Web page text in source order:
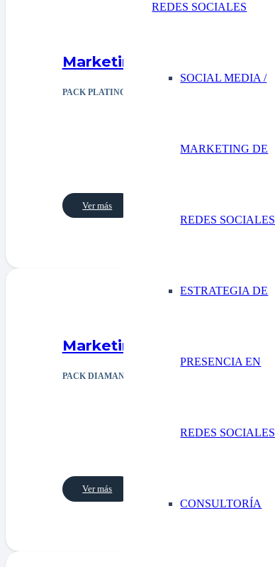
REDES SOCIALES
SOCIAL MEDIA /
MARKETING DE
REDES SOCIALES
ESTRATEGIA DE
PRESENCIA EN
REDES SOCIALES
CONSULTORÍA
Marketing directo
PACK PLATINO
Ver más
Marketing directo
PACK DIAMANTE
Ver más